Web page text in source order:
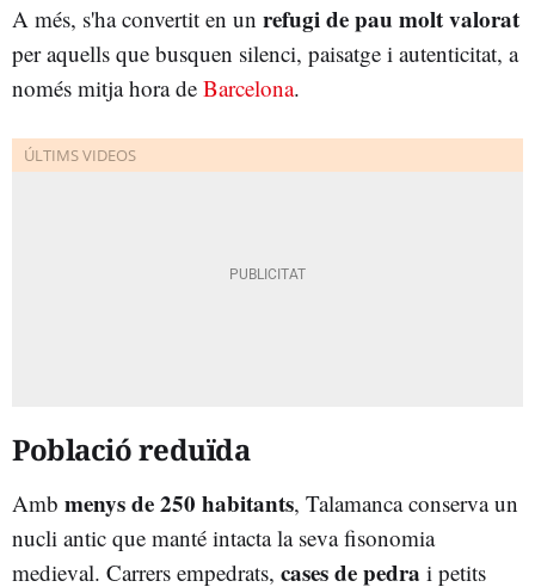
A més, s'ha convertit en un refugi de pau molt valorat
per aquells que busquen silenci, paisatge i autenticitat, a
només mitja hora de Barcelona.
Població reduïda
Amb menys de 250 habitants, Talamanca conserva un
nucli antic que manté intacta la seva fisonomia
medieval. Carrers empedrats, cases de pedra i petits